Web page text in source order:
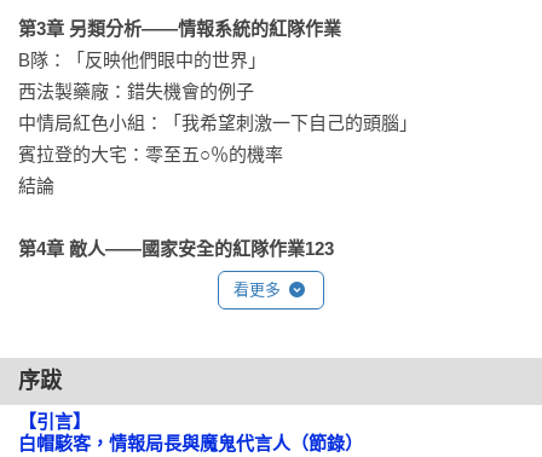
——奈姆（Moises Naim）（卡內基國際和平基金會傑出研究
員，著有《微權力》（The End of Power））
人人都聽過有關「扮演魔鬼代言人」或「避免團體盲思」的陳
詞濫調。本書探討組織可以如何發揮內部反向思維的最大價
值，以重視實用的態度，提出了清晰且具說服力的論述。
在現今的複雜世界裡，決策者需要精明、縝密、有見地的選
的運作常態。
——雅米．米希克（Jami Miscik）（前美國中央情報局情報副
局長）
第3章 另類分析——情報系統的紅隊作業
B隊：「反映他們眼中的世界」
西法製藥廠：錯失機會的例子
中情局紅色小組：「我希望刺激一下自己的頭腦」
賓拉登的大宅：零至五○％的機率
結論
第4章 敵人——國家安全的紅隊作業123
九一一之前的航空安全紅隊：「重大且明確的公共危險」
如何擊落飛機：評估肩射飛彈的威脅
題」
資訊設計保證紅隊：把紅隊作業變成一種大宗化工具
結論
看更多
序跋
【引言】
白帽駭客，情報局長與魔鬼代言人（節錄）